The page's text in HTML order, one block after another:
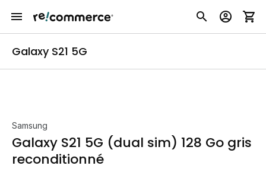
Galaxy S21 5G
Samsung
Galaxy S21 5G (dual sim) 128 Go gris
reconditionné